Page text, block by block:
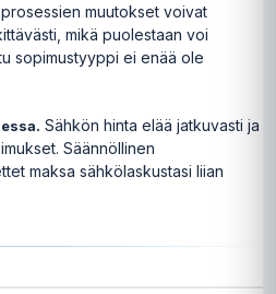
muutokset voivat
mikä puolestaan voi
sopimustyyppi ei enää ole
Sähkön hinta elää jatkuvasti ja
Säännöllinen
maksa sähkölaskustasi liian